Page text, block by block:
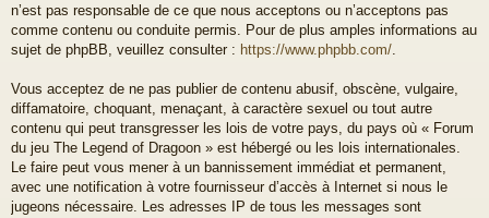
n’est pas responsable de ce que nous acceptons ou n’acceptons pas
comme contenu ou conduite permis. Pour de plus amples informations au
sujet de phpBB, veuillez consulter : https://www.phpbb.com/
Vous acceptez de ne pas publier de contenu abusif, obscène, vulgaire,
diffamatoire, choquant, menaçant, à caractère sexuel ou tout autre
contenu qui peut transgresser les lois de votre pays, du pays où « Forum
du jeu The Legend of Dragoon » est hébergé ou les lois internationales.
Le faire peut vous mener à un bannissement immédiat et permanent,
avec une notification à votre fournisseur d’accès à Internet si nous le
jugeons nécessaire. Les adresses IP de tous les messages sont